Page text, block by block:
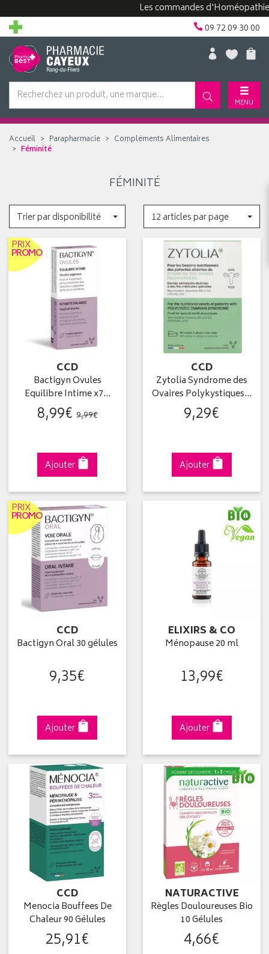
Les commandes d'Homéopathie
09 72 09 30 00
MENU
Accueil Parapharmacie
Compléments Alimentaires
Féminité
FÉMINITÉ
Trier par disponibilité
12 articles par page
PRIX
PROMO
CCD
Bactigyn Ovules
Equilibre Intime x7…
8,99€ 9,99€
Ajouter
CCD
Zytolia Syndrome des
Ovaires Polykystiques…
9,29€
Ajouter
PRIX
PROMO
CCD
Bactigyn Oral 30 gélules
9,35€
Ajouter
ELIXIRS & CO
Ménopause 20 ml
13,99€
Ajouter
CCD
Menocia Bouffees De
Chaleur 90 Gélules
25,91€
NATURACTIVE
Règles Douloureuses Bio
10 Gélules
4,66€